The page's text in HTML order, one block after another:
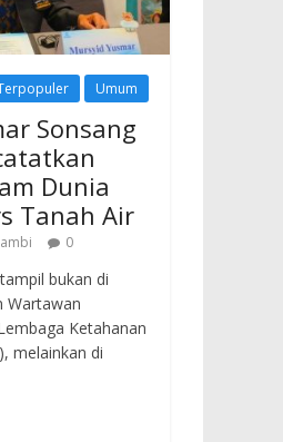
Umum
Sonsang
Dunia
Tanah Air
0
bukan di
Wartawan
Ketahanan
melainkan di